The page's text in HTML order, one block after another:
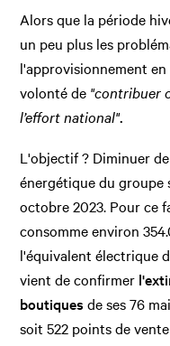
Alors que la période
un peu plus les
l'approvisionnement
volonté de "contribuer
l’effort national".
L'objectif ? Diminuer
énergétique du groupe
octobre 2023. Pour ce
consomme environ
l'équivalent électrique
vient de confirmer
boutiques de ses 76
soit 522 points de